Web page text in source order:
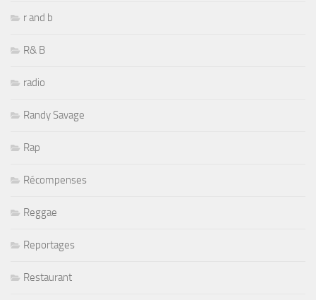
r and b
R& B
radio
Randy Savage
Rap
Récompenses
Reggae
Reportages
Restaurant